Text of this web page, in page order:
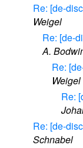
Re: [de-
Weigel
Re: [de-
A.
Re:
Weigel
Re:
Re: [de-
Schnabel